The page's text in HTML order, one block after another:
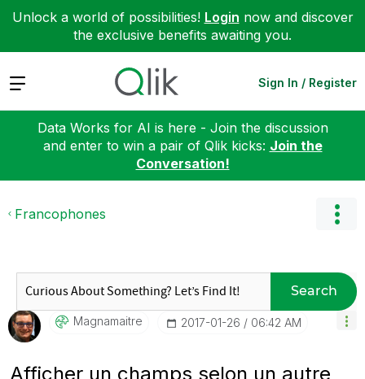
Unlock a world of possibilities! Login now and discover
the exclusive benefits awaiting you.
Expand Sign In / Register
Data Works for AI is here - Join the discussion
and enter to win a pair of Qlik kicks: Join the
Conversation!
Francophones
Search
Magnamaitre ‎2017-01-26 06:42 AM
Afficher un champs selon un autre